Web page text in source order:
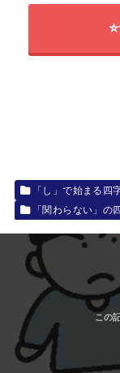
「し」で始まる四
「関わらない」の